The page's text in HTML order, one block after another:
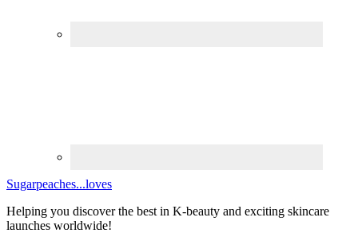
Sugarpeaches...loves
Helping you discover the best in K-beauty and exciting skincare
launches worldwide!